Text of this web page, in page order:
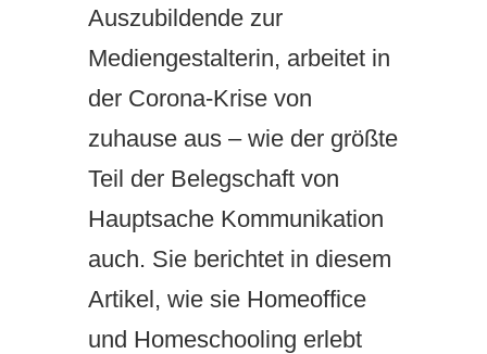
Auszubildende zur
Mediengestalterin, arbeitet in
der Corona-Krise von
zuhause aus – wie der größte
Teil der Belegschaft von
Hauptsache Kommunikation
auch. Sie berichtet in diesem
Artikel, wie sie Homeoffice
und Homeschooling erlebt